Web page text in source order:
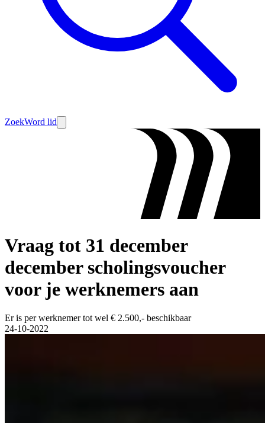
ZoekWord lid
Vraag tot 31 december
december scholingsvoucher
voor je werknemers aan
Er is per werknemer tot wel € 2.500,- beschikbaar
24-10-2022